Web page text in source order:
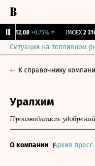
12,08 +0,75%↑ IMOEX 2
Ситуация на топливном
К справочнику
Уралхим
Производитель удобрений
О компании Архив